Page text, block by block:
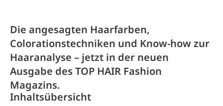
Die angesagten Haarfarben,
Colorationstechniken und Know-how zur
Haaranalyse – jetzt in der neuen
Ausgabe des TOP HAIR Fashion
Magazins.
Inhaltsübersicht